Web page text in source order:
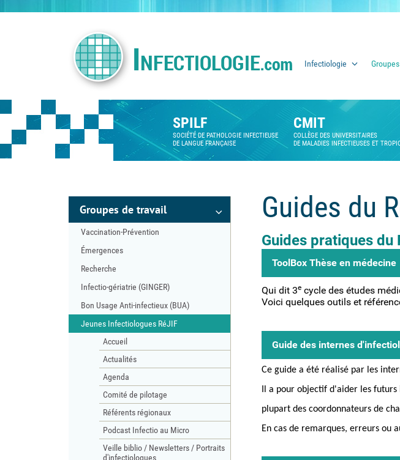
Infectiologie
SPILF
SOCIÉTÉ DE PATHOLOGIE INFECTIEUSE
DE LANGUE FRANÇAISE
CMIT
COLLÈGE DES UNIVERSITAIRES
DE MALADIES INFECTIEUSES ET
Guides du
Guides pratiques du
ToolBox Thèse en médecine
Qui dit 3e cycle des études
Voici quelques outils et
Guide des internes
Ce guide a été réalisé par les
Il a pour objectif d'aider les
plupart des coordonnateurs de
En cas de remarques, erreurs ou
Groupes de travail
Vaccination-Prévention
Émergences
Recherche
Infectio-gériatrie (GINGER)
Bon Usage Anti-infectieux (BUA)
Jeunes Infectiologues RéJIF
Accueil
Actualités
Agenda
Comité de pilotage
Référents régionaux
Podcast Infectio au Micro
Veille biblio / Newsletters / Portraits
d'infectiologues